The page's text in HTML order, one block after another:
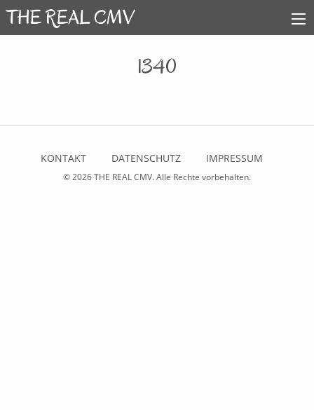
1340
KONTAKT DATENSCHUTZ IMPRESSUM
© 2026THE REAL CMV. Alle Rechte vorbehalten.